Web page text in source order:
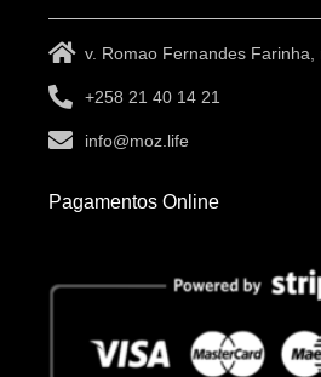
v. Romao Fernandes Farinha,
+258 21 40 14 21
info@moz.life
Pagamentos Online